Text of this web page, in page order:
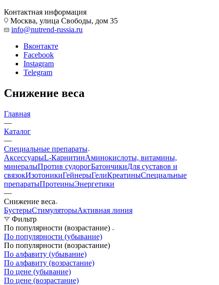
Контактная информация
Москва, улица Свободы, дом 35
info@nutrend-russia.ru
Вконтакте
Facebook
Instagram
Telegram
Снижение веса
Главная
—
Каталог
—
Специальные препараты
АксессуарыL-КарнитинАминокислоты, витамины,
минералыПротив судорогБатончикиДля суставов и
связокИзотоникиГейнерыГелиКреатиныСпециальные
препаратыПротеиныЭнергетики
—
Снижение веса
БустерыСтимуляторыАктивная линия
Фильтр
По популярности (возрастание)
По популярности (убывание)
По популярности (возрастание)
По алфавиту (убывание)
По алфавиту (возрастание)
По цене (убывание)
По цене (возрастание)